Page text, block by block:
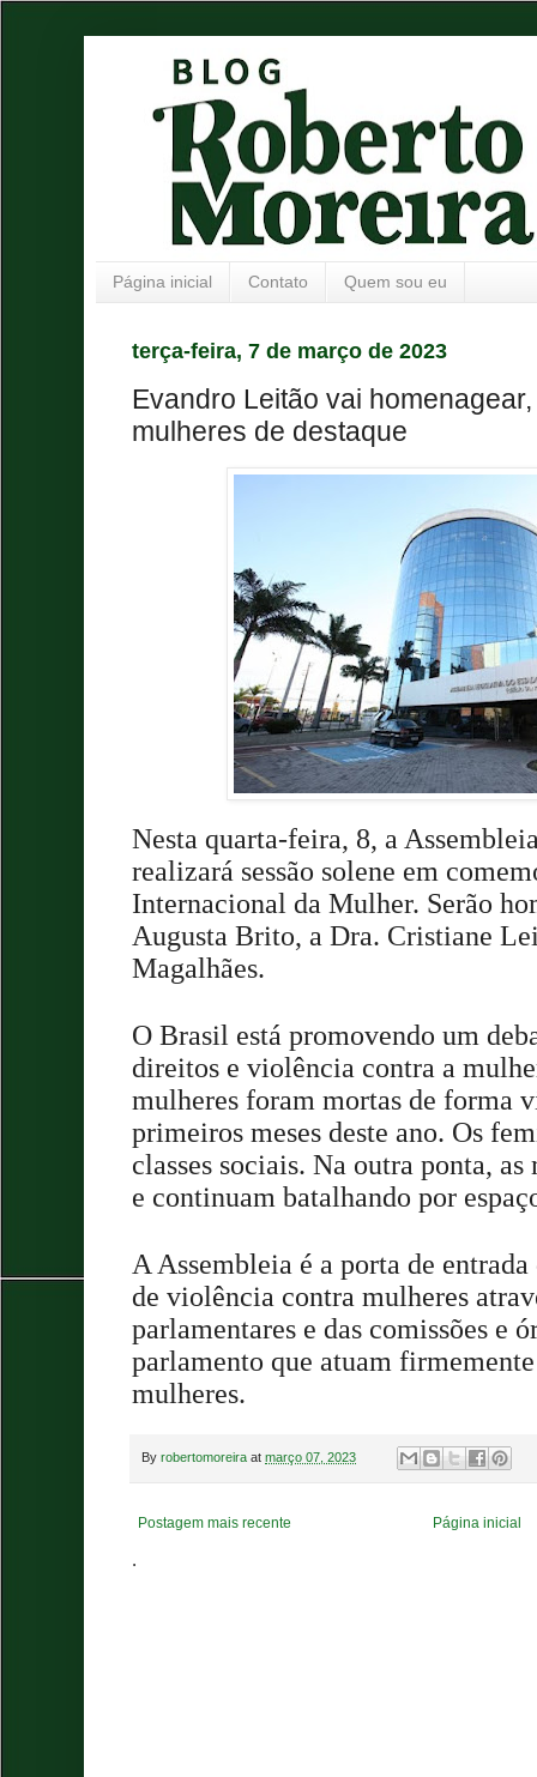
Página inicial Contato Quem sou eu
terça-feira, 7 de março de 2023
Evandro Leitão vai
mulheres de destaque
Nesta quarta-feira, 8, a
realizará sessão solene em
Internacional da Mulher. Serão
Augusta Brito, a Dra. Cristiane
Magalhães.
O Brasil está promovendo um
direitos e violência contra a
mulheres foram mortas de forma
primeiros meses deste ano. Os
classes sociais. Na outra ponta,
e continuam batalhando por
A Assembleia é a porta de
de violência contra mulheres
parlamentares e das comissões e
parlamento que atuam
mulheres.
By robertomoreira at março 07, 2023
Postagem mais recente Página inicial
.